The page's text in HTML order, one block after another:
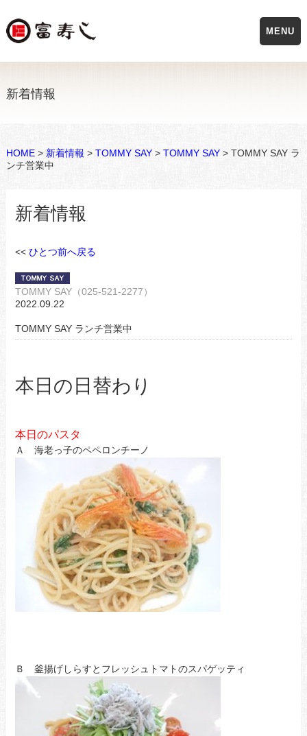
新着情報
HOME> 新着情報 > TOMMY SAY> TOMMY SAY> TOMMY SAY ラ
ンチ営業中
新着情報
<< ひとつ前へ戻る
TOMMY SAY（025-521-2277）
2022.09.22
TOMMY SAY ランチ営業中
本日の日替わり
本日のパスタ
Ａ 海老っ子のペペロンチーノ
Ｂ 釜揚げしらすとフレッシュトマトのスパゲッティ
MENU